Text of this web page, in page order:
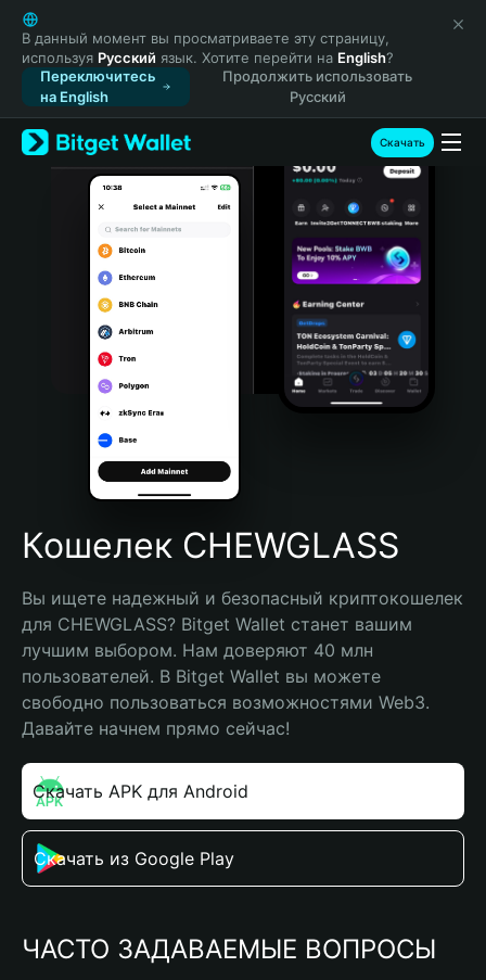
English
日本語
Tiếng Việt
Русский
Español (Latinoamérica)
Türkçe
Italiano
Português (Portugal)
Bahasa Indonesia
Português (Brasil)
Español (Argentina)
В данный момент вы просматриваете эту страницу,
используя Русский язык. Хотите перейти на English?
Переключитесь
на English
Продолжить использовать
Русский
Скачать
Кошелек CHEWGLASS
Вы ищете надежный и безопасный криптокошелек
для CHEWGLASS? Bitget Wallet станет вашим
лучшим выбором. Нам доверяют 40 млн
пользователей. В Bitget Wallet вы можете
свободно пользоваться возможностями Web3.
Давайте начнем прямо сейчас!
Скачать APK для Android
Скачать из Google Play
ЧАСТО ЗАДАВАЕМЫЕ ВОПРОСЫ